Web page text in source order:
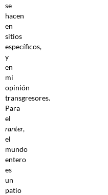
se
hacen
en
sitios
específicos,
y
en
mi
opinión
transgresores.
Para
el
ranter,
el
mundo
entero
es
un
patio